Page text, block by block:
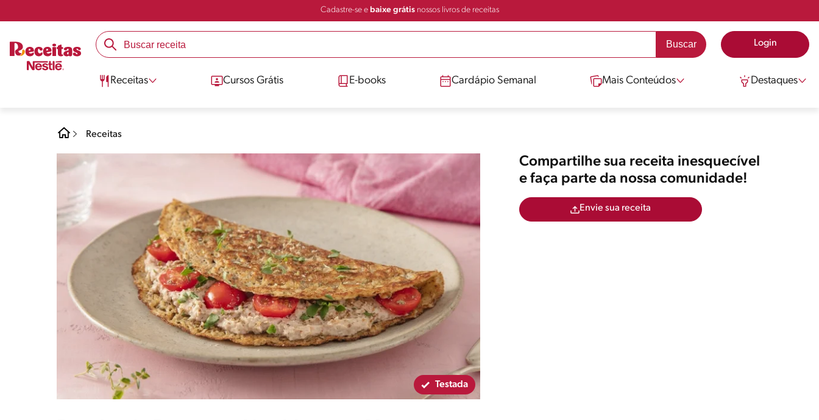
Cadastre-se e baixe grátisnossos livros de receitas
Login
Receitas Cursos Grátis E-books Cardápio Semanal Mais Conteúdos Destaques
Receitas
Testada
Compartilhe sua receita inesquecível
e faça parte da nossa comunidade!
Envie sua receita